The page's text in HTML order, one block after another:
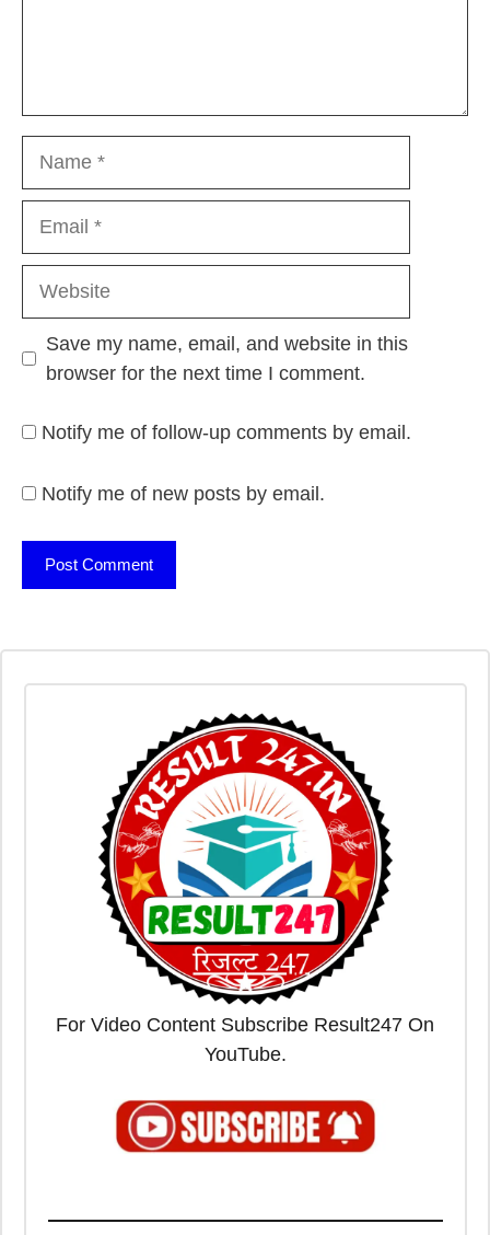
Save my name, email, and website in this
browser for the next time I comment.
Notify me of follow-up comments by email.
Notify me of new posts by email.
For Video Content Subscribe Result247 On
YouTube.